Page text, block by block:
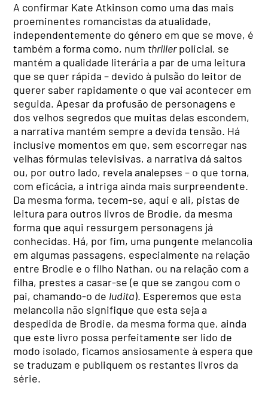
A confirmar Kate Atkinson como uma das mais
proeminentes romancistas da atualidade,
independentemente do género em que se move, é
também a forma como, num thrillerpolicial, se
mantém a qualidade literária a par de uma leitura
que se quer rápida – devido à pulsão do leitor de
querer saber rapidamente o que vai acontecer em
seguida. Apesar da profusão de personagens e
dos velhos segredos que muitas delas escondem,
a narrativa mantém sempre a devida tensão. Há
inclusive momentos em que, sem escorregar nas
velhas fórmulas televisivas, a narrativa dá saltos
ou, por outro lado, revela analepses – o que torna,
com eficácia, a intriga ainda mais surpreendente.
Da mesma forma, tecem-se, aqui e ali, pistas de
leitura para outros livros de Brodie, da mesma
forma que aqui ressurgem personagens já
conhecidas. Há, por fim, uma pungente melancolia
em algumas passagens, especialmente na relação
entre Brodie e o filho Nathan, ou na relação com a
filha, prestes a casar-se (e que se zangou com o
pai, chamando-o de ludita). Esperemos que esta
melancolia não signifique que esta seja a
despedida de Brodie, da mesma forma que, ainda
que este livro possa perfeitamente ser lido de
modo isolado, ficamos ansiosamente à espera que
se traduzam e publiquem os restantes livros da
série.